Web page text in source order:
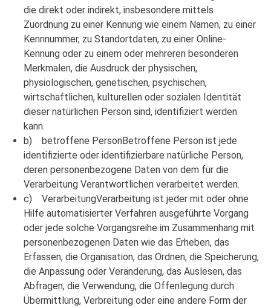
die direkt oder indirekt, insbesondere mittels
Zuordnung zu einer Kennung wie einem Namen, zu einer
Kennnummer, zu Standortdaten, zu einer Online-
Kennung oder zu einem oder mehreren besonderen
Merkmalen, die Ausdruck der physischen,
physiologischen, genetischen, psychischen,
wirtschaftlichen, kulturellen oder sozialen Identität
dieser natürlichen Person sind, identifiziert werden
kann.
b) betroffene PersonBetroffene Person ist jede
identifizierte oder identifizierbare natürliche Person,
deren personenbezogene Daten von dem für die
Verarbeitung Verantwortlichen verarbeitet werden.
c) VerarbeitungVerarbeitung ist jeder mit oder ohne
Hilfe automatisierter Verfahren ausgeführte Vorgang
oder jede solche Vorgangsreihe im Zusammenhang mit
personenbezogenen Daten wie das Erheben, das
Erfassen, die Organisation, das Ordnen, die Speicherung,
die Anpassung oder Veränderung, das Auslesen, das
Abfragen, die Verwendung, die Offenlegung durch
Übermittlung, Verbreitung oder eine andere Form der